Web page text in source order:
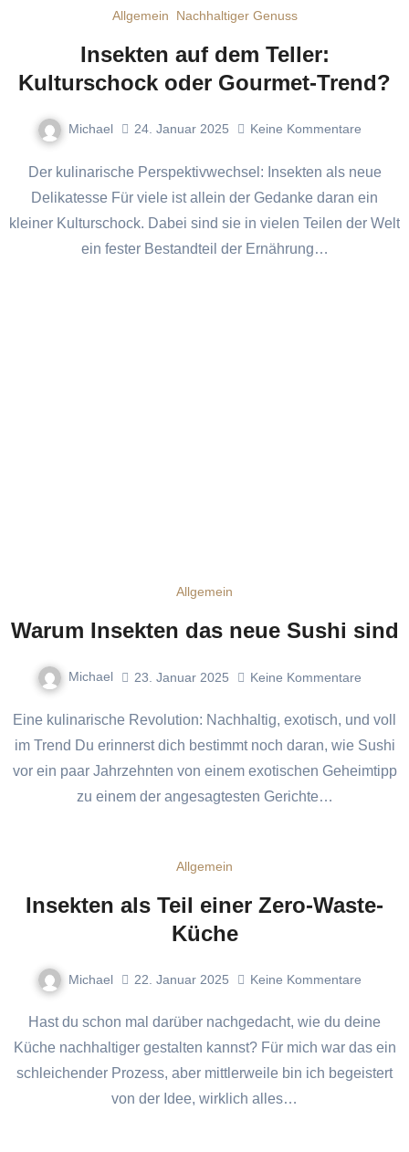
Allgemein Nachhaltiger Genuss
Insekten auf dem Teller:
Kulturschock oder Gourmet-Trend?
Michael 24. Januar 2025 Keine Kommentare
Der kulinarische Perspektivwechsel: Insekten als neue
Delikatesse Für viele ist allein der Gedanke daran ein
kleiner Kulturschock. Dabei sind sie in vielen Teilen der Welt
ein fester Bestandteil der Ernährung…
Allgemein
Warum Insekten das neue Sushi sind
Michael 23. Januar 2025 Keine Kommentare
Eine kulinarische Revolution: Nachhaltig, exotisch, und voll
im Trend Du erinnerst dich bestimmt noch daran, wie Sushi
vor ein paar Jahrzehnten von einem exotischen Geheimtipp
zu einem der angesagtesten Gerichte…
Allgemein
Insekten als Teil einer Zero-Waste-
Küche
Michael 22. Januar 2025 Keine Kommentare
Hast du schon mal darüber nachgedacht, wie du deine
Küche nachhaltiger gestalten kannst? Für mich war das ein
schleichender Prozess, aber mittlerweile bin ich begeistert
von der Idee, wirklich alles…